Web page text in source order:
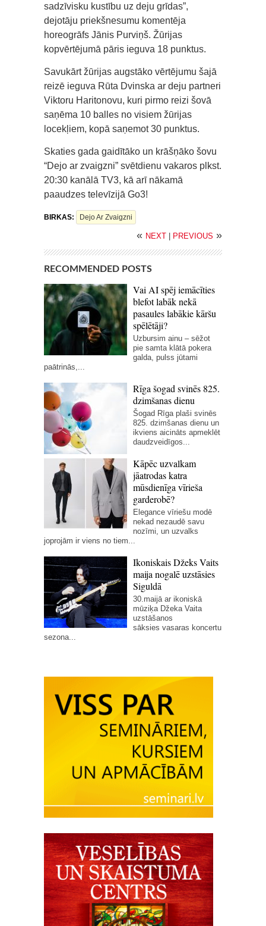
sadzīvisku kustību uz deju grīdas”,
dejotāju priekšnesumu komentēja
horeogrāfs Jānis Purviņš. Žūrijas
kopvērtējumā pāris ieguva 18 punktus.
Savukārt žūrijas augstāko vērtējumu šajā
reizē ieguva Rūta Dvinska ar deju partneri
Viktoru Haritonovu, kuri pirmo reizi šovā
saņēma 10 balles no visiem žūrijas
locekļiem, kopā saņemot 30 punktus.
Skaties gada gaidītāko un krāšņāko šovu
“Dejo ar zvaigzni” svētdienu vakaros plkst.
20:30 kanālā TV3, kā arī nākamā
paaudzes televīzijā Go3!
BIRKAS: Dejo Ar Zvaigzni
« NEXT PREVIOUS »
RECOMMENDED POSTS
Vai AI spēj iemācīties
blefot labāk nekā
pasaules labākie kāršu
spēlētāji?
Uzbursim ainu – sēžot
pie samta klātā pokera
galda, pulss jūtami
paātrinās,...
Rīga šogad svinēs 825.
dzimšanas dienu
Šogad Rīga plaši svinēs
825. dzimšanas dienu un
ikviens aicināts apmeklēt
daudzveidīgos...
Kāpēc uzvalkam
jāatrodas katra
mūsdienīga vīrieša
garderobē?
Elegance vīriešu modē
nekad nezaudē savu
nozīmi, un uzvalks
joprojām ir viens no tiem...
Ikoniskais Džeks Vaits
maija nogalē uzstāsies
Siguldā
30.maijā ar ikoniskā
mūziķa Džeka Vaita
uzstāšanos
sāksies vasaras koncertu
sezona...